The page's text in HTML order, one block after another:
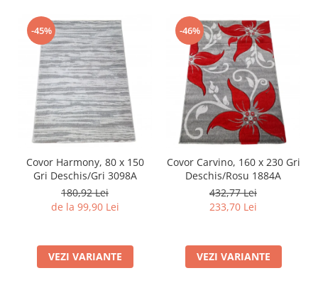
-45%
Covor Harmony, 80 x 150
Gri Deschis/Gri 3098A
180,92 Lei
de la 99,90 Lei
VEZI VARIANTE
-46%
Covor Carvino, 160 x 230 Gri
Deschis/Rosu 1884A
432,77 Lei
233,70 Lei
VEZI VARIANTE